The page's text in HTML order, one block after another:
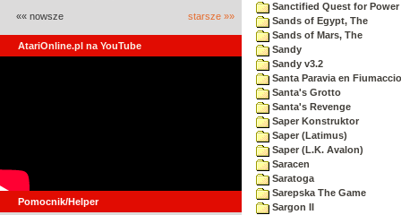
«« nowsze starsze »»
AtariOnline.pl na YouTube
Pomocnik/Helper
Sanctified Quest for Power
Sands of Egypt, The
Sands of Mars, The
Sandy
Sandy v3.2
Santa Paravia en Fiumaccio
Santa's Grotto
Santa's Revenge
Saper Konstruktor
Saper (Latimus)
Saper (L.K. Avalon)
Saracen
Saratoga
Sarepska The Game
Sargon II